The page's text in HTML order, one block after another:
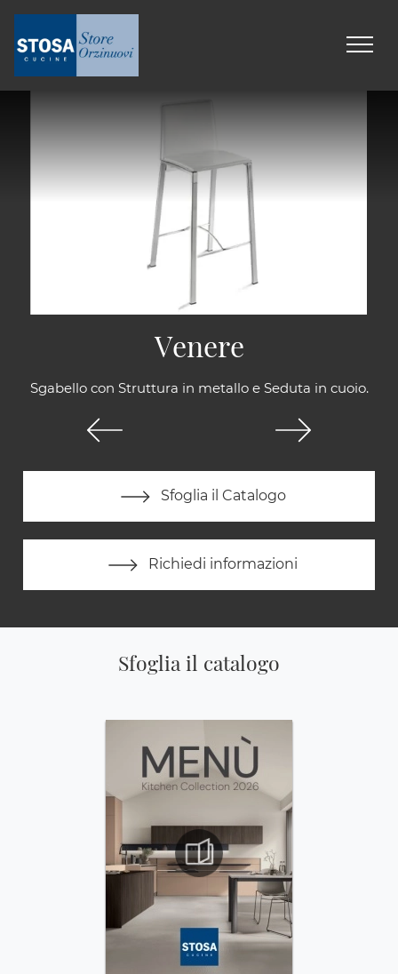
Sgabello con Struttura in metallo e Seduta in cuoio.
Sfoglia il Catalogo
Richiedi informazioni
Venere
Sfoglia il catalogo